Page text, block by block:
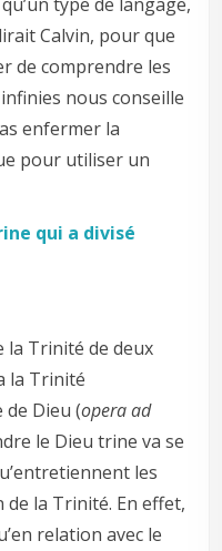
type de langage,
Calvin, pour que
de comprendre les
nous conseille
enfermer la
pour utiliser un
qui a divisé
la Trinité de deux
la Trinité
de Dieu (opera ad
le Dieu trine va se
les
la Trinité. En effet,
relation avec le